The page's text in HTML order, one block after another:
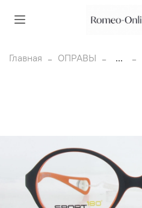
Главная ОПРАВЫ ...